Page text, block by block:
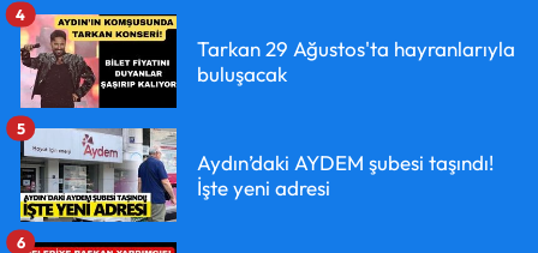
Tarkan 29 Ağustos'ta hayranlarıyla
buluşacak
4
Aydın’daki AYDEM şubesi taşındı!
İşte yeni adresi
5
6